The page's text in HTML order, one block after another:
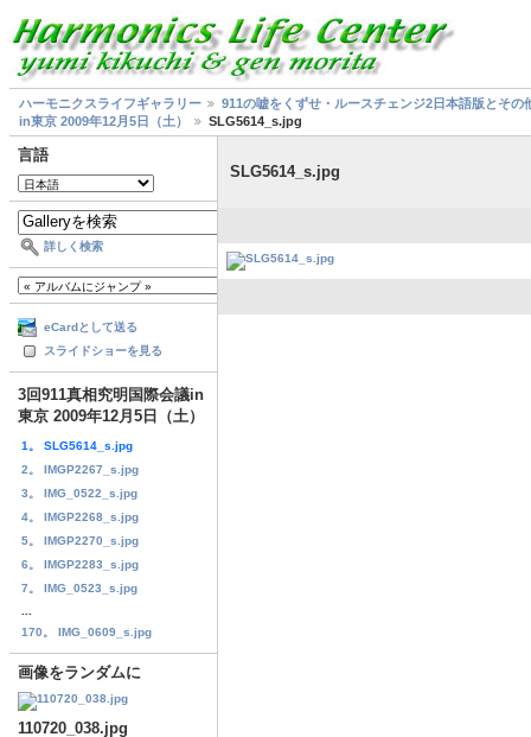
ハーモニクスライフギャラリー
911の嘘をくずせ・ルースチェンジ2日本語版とその
in東京 2009年12月5日（土）
SLG5614_s.jpg
言語
詳しく検索
eCardとして送る
スライドショーを見る
3回911真相究明国際会議in
東京 2009年12月5日（土）
1。 SLG5614_s.jpg
2。 IMGP2267_s.jpg
3。 IMG_0522_s.jpg
4。 IMGP2268_s.jpg
5。 IMGP2270_s.jpg
6。 IMGP2283_s.jpg
7。 IMG_0523_s.jpg
170。 IMG_0609_s.jpg
画像をランダムに
110720_038.jpg
SLG5614_s.jpg